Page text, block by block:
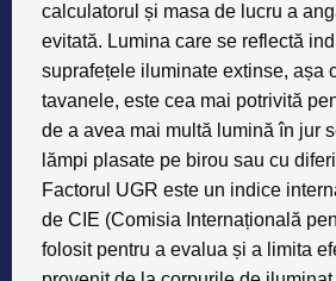
calculatorul și masa de lucru a
evitată. Lumina care se reflectă
suprafețele iluminate extinse, așa
tavanele, este cea mai potrivită
de a avea mai multă lumină în jur
lămpi plasate pe birou sau cu
Factorul UGR este un indice
de CIE (Comisia Internațională
folosit pentru a evalua și a limita